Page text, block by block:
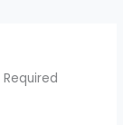
Required